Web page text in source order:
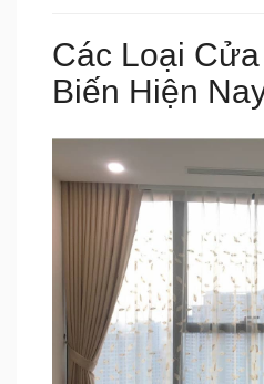
Các Loại
Biến Hiện